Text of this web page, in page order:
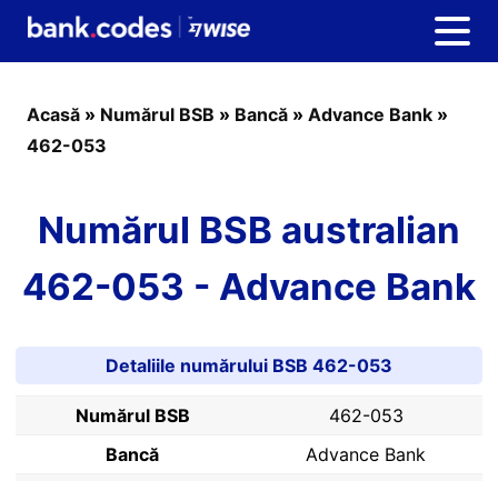
Acasă » Numărul BSB » Bancă » Advance Bank »
462-053
Numărul BSB australian
462-053 - Advance Bank
Detaliile numărului BSB 462-053
Numărul BSB
462-053
Bancă
Advance Bank